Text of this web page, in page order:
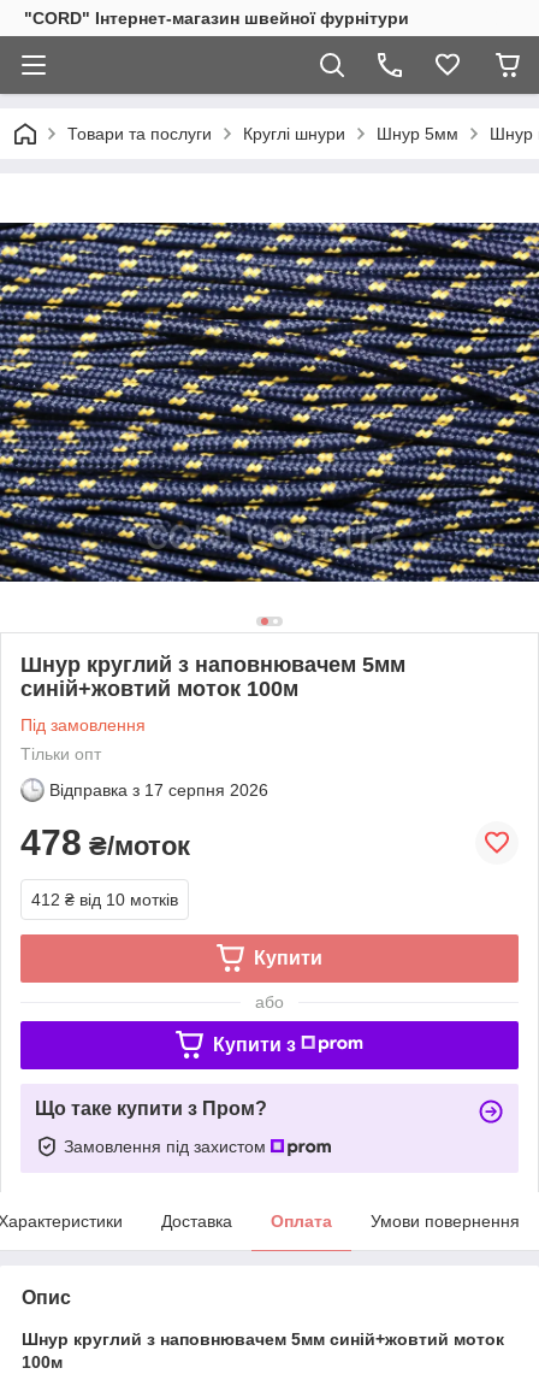
"CORD" Інтернет-магазин швейної фурнітури
Товари та послуги Круглі шнури Шнур 5мм Шнур
Шнур круглий з наповнювачем 5мм
синій+жовтий моток 100м
Під замовлення
Тільки опт
Відправка з 17 серпня 2026
478 ₴/моток
412 ₴ від 10 мотків
Купити
або
Купити з
Що таке купити з Пром?
Замовлення під захистом
Доставка Оплата Умови повернення
Опис
Шнур круглий з наповнювачем 5мм синій+жовтий моток
100м